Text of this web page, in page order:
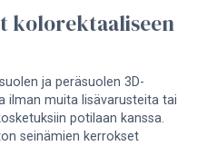
kolorektaaliseen
ja peräsuolen 3D-
ilman muita lisävarusteita tai
potilaan kanssa.
seinämien kerrokset